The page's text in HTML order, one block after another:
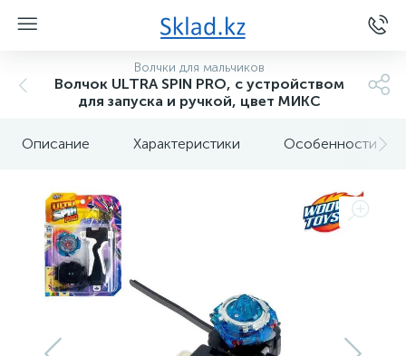
Волчки для мальчиков
Волчок ULTRA SPIN PRO, с устройством
для запуска и ручкой, цвет МИКС
Описание Характеристики Особенности